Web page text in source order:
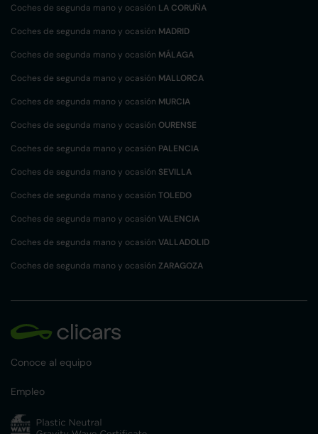
Coches de segunda mano y ocasión LA CORUÑA
Coches de segunda mano y ocasión MADRID
Coches de segunda mano y ocasión MÁLAGA
Coches de segunda mano y ocasión MALLORCA
Coches de segunda mano y ocasión MURCIA
Coches de segunda mano y ocasión OURENSE
Coches de segunda mano y ocasión PALENCIA
Coches de segunda mano y ocasión SEVILLA
Coches de segunda mano y ocasión TOLEDO
Coches de segunda mano y ocasión VALENCIA
Coches de segunda mano y ocasión VALLADOLID
Coches de segunda mano y ocasión ZARAGOZA
Conoce al equipo
Empleo